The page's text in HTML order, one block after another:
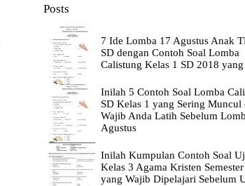
Posts
7 Ide Lomba 17 Agustus Anak
SD dengan Contoh Soal Lomba
Calistung Kelas 1 SD 2018 yang
Inilah 5 Contoh Soal Lomba
SD Kelas 1 yang Sering Muncul
Wajib Anda Latih Sebelum
Agustus
Inilah Kumpulan Contoh Soal
Kelas 3 Agama Kristen
yang Wajib Dipelajari Sebelum